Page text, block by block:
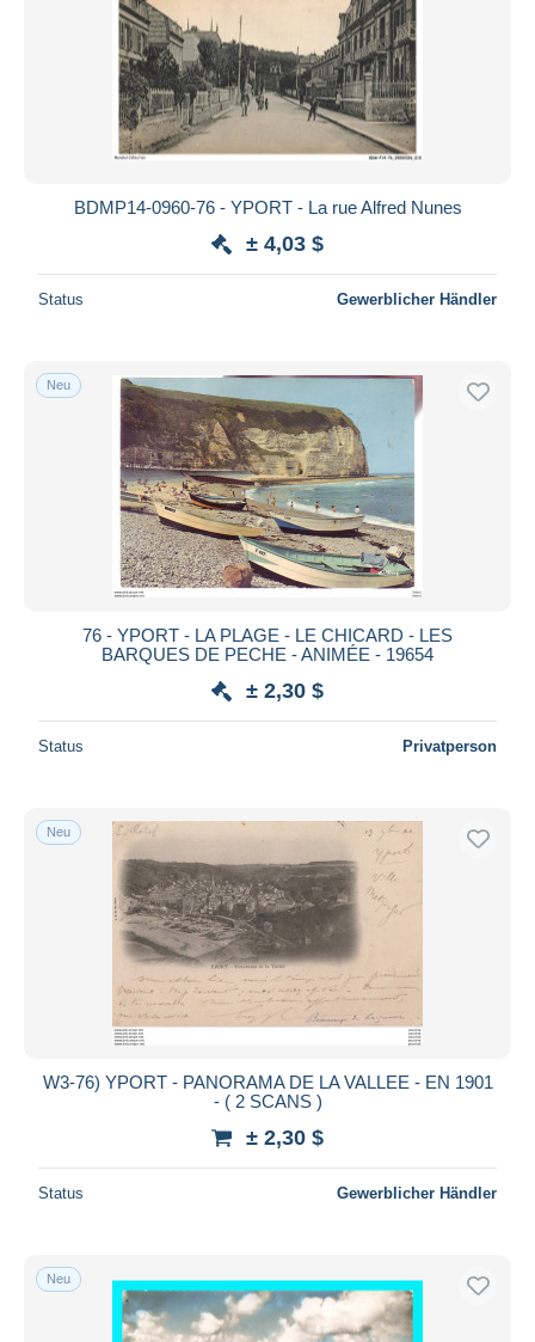
BDMP14-0960-76 - YPORT - La rue Alfred Nunes
± 4,03 $
Status Gewerblicher Händler
Neu
76 - YPORT - LA PLAGE - LE CHICARD - LES
BARQUES DE PECHE - ANIMÉE - 19654
± 2,30 $
Status Privatperson
Neu
W3-76) YPORT - PANORAMA DE LA VALLEE - EN 1901
- ( 2 SCANS )
± 2,30 $
Status Gewerblicher Händler
Neu